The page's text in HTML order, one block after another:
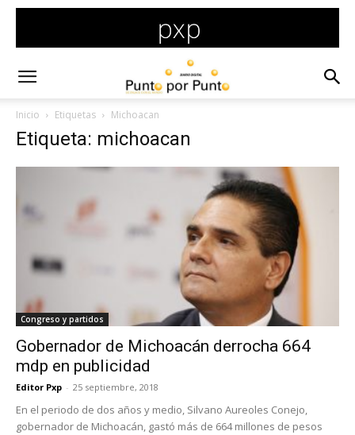
Inicio Etiquetas Michoacan
Etiqueta: michoacan
Congreso y partidos
Gobernador de Michoacán derrocha 664
mdp en publicidad
Editor Pxp - 25 septiembre, 2018
En el periodo de dos años y medio, Silvano Aureoles Conejo,
gobernador de Michoacán, gastó más de 664 millones de pesos